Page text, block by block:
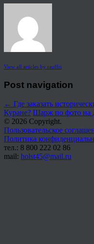
View all articles by rauffri
Post navigation
← Где заказать
Куране? Шарж по фото на
© 2026 Copyright.
Пользовательское
Политика
тел.: 8 800 222 02 86
mail: holst45@mail.ru